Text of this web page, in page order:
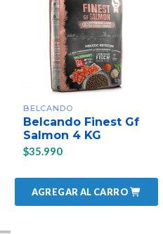
BELCANDO
Belcando Finest Gf
Salmon 4 KG
$35.990
AGREGAR AL CARRO